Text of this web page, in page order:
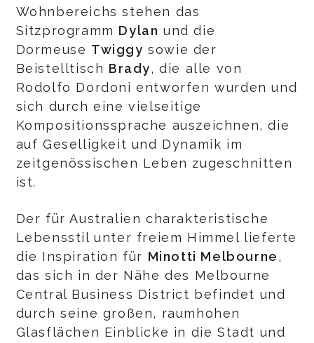
Wohnbereichs stehen das
Sitzprogramm Dylan und die
Dormeuse Twiggy sowie der
Beistelltisch Brady, die alle von
Rodolfo Dordoni entworfen wurden und
sich durch eine vielseitige
Kompositionssprache auszeichnen, die
auf Geselligkeit und Dynamik im
zeitgenössischen Leben zugeschnitten
ist.
Der für Australien charakteristische
Lebensstil unter freiem Himmel lieferte
die Inspiration für Minotti Melbourne,
das sich in der Nähe des Melbourne
Central Business District befindet und
durch seine großen, raumhohen
Glasflächen Einblicke in die Stadt und